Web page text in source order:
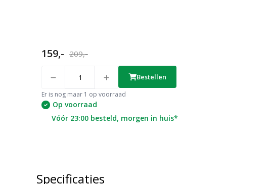
159,- 209,-
Er is nog maar 1 op voorraad
Bestellen
Op voorraad
Vóór 23:00 besteld, morgen in huis*
Specificaties